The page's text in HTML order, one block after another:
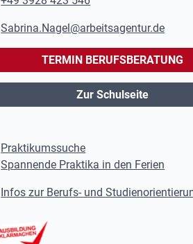
Sabrina.Nagel@arbeitsagentur.de
TERMIN BERUFSBERATUNG
Zur Schulseite
Praktikumssuche
Spannende Praktika in den Ferien
Infos zur Berufs- und